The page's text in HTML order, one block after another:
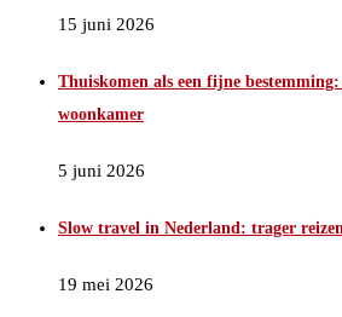
15 juni 2026
Thuiskomen als een fijne
woonkamer
5 juni 2026
Slow travel in Nederland: trager
19 mei 2026